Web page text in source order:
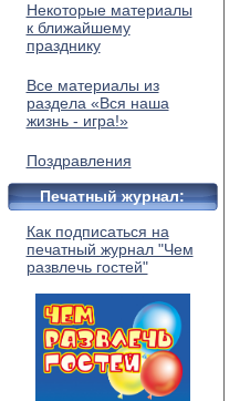
Некоторые материалы
к ближайшему
празднику
Все материалы из
раздела «Вся наша
жизнь - игра!»
Поздравления
Печатный журнал:
Как подписаться на
печатный журнал "Чем
развлечь гостей"